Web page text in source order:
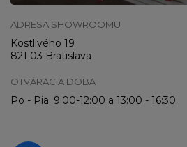
ADRESA SHOWROOMU
Kostlivého 19
821 03 Bratislava
OTVÁRACIA DOBA
Po - Pia: 9:00-12:00 a 13:00 - 16:30